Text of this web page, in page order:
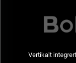
Vertikalt